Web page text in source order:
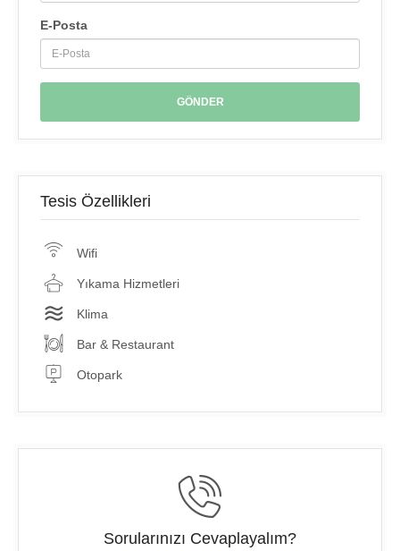
E-Posta
Tesis Özellikleri
Wifi
Yıkama Hizmetleri
Klima
Bar & Restaurant
Otopark
Sorularınızı Cevaplayalım?